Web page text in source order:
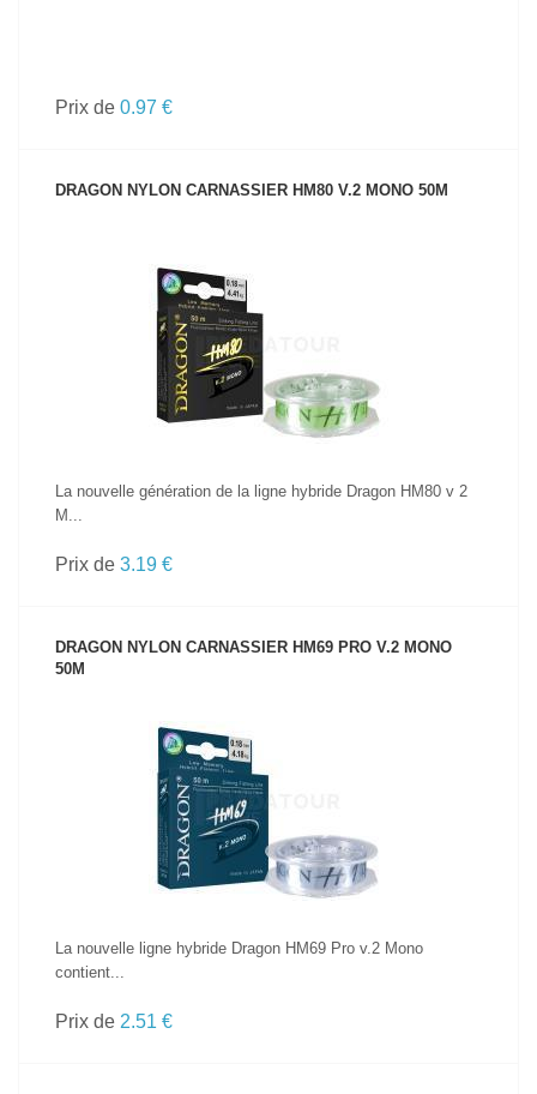
Prix de 0.97 €
DRAGON NYLON CARNASSIER HM80 V.2 MONO 50M
VOIR LE PRODUIT
La nouvelle génération de la ligne hybride Dragon HM80 v 2
M...
Prix de 3.19 €
DRAGON NYLON CARNASSIER HM69 PRO V.2 MONO
50M
VOIR LE PRODUIT
La nouvelle ligne hybride Dragon HM69 Pro v.2 Mono
contient...
Prix de 2.51 €